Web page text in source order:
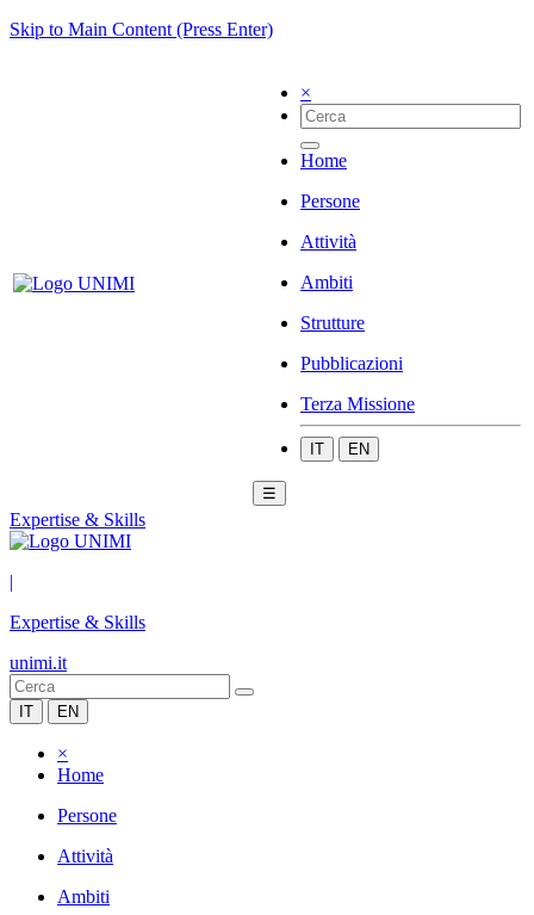
Skip to Main Content (Press Enter)
×
Home
Persone
Attività
Ambiti
Strutture
Pubblicazioni
Terza Missione
IT EN
☰
Expertise & Skills
|
Expertise & Skills
unimi.it
IT EN
×
Home
Persone
Attività
Ambiti